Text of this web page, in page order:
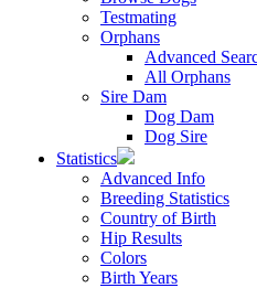
Testmating
Orphans
Advanced
All Orphans
Sire Dam
Dog Dam
Dog Sire
Statistics
Advanced Info
Breeding Statistics
Country of Birth
Hip Results
Colors
Birth Years